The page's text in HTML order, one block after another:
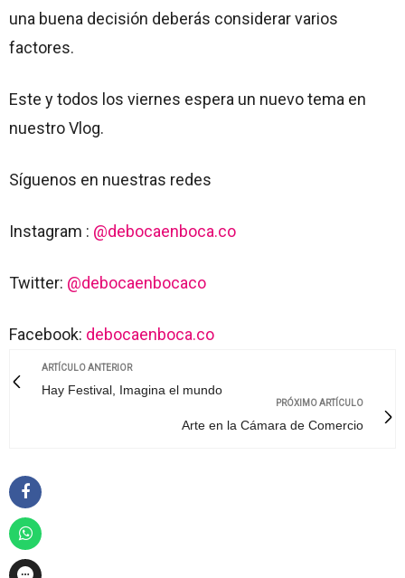
una buena decisión deberás considerar varios
factores.
Este y todos los viernes espera un nuevo tema en
nuestro Vlog.
Síguenos en nuestras redes
Instagram : @debocaenboca.co
Twitter: @debocaenbocaco
Facebook: debocaenboca.co
ARTÍCULO ANTERIOR
Hay Festival, Imagina el mundo
PRÓXIMO ARTÍCULO
Arte en la Cámara de Comercio